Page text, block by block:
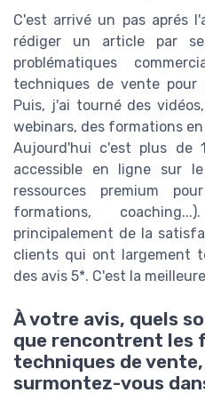
C'est arrivé un pas aprés
rédiger un article par
problématiques
techniques de vente pour
Puis, j'ai tourné des
webinars, des formations en
Aujourd'hui c'est plus de
accessible en ligne sur
ressources premium
formations,
principalement de la
clients qui ont largement
des avis 5*. C'est la
À votre avis, quels
que rencontrent les
techniques de
surmontez-vous